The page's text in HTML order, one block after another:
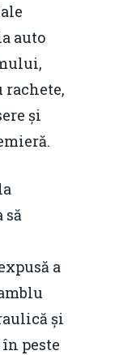
auto
rachete,
și
să
a
și
peste